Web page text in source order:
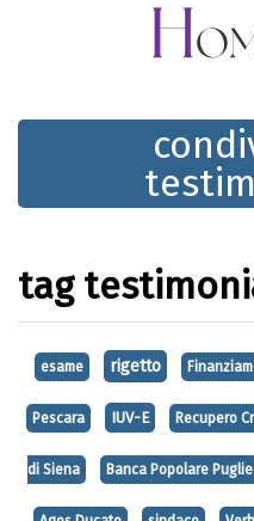
tag
esame rigetto
Pescara IUV-E Recupero
di Siena Banca Popolare